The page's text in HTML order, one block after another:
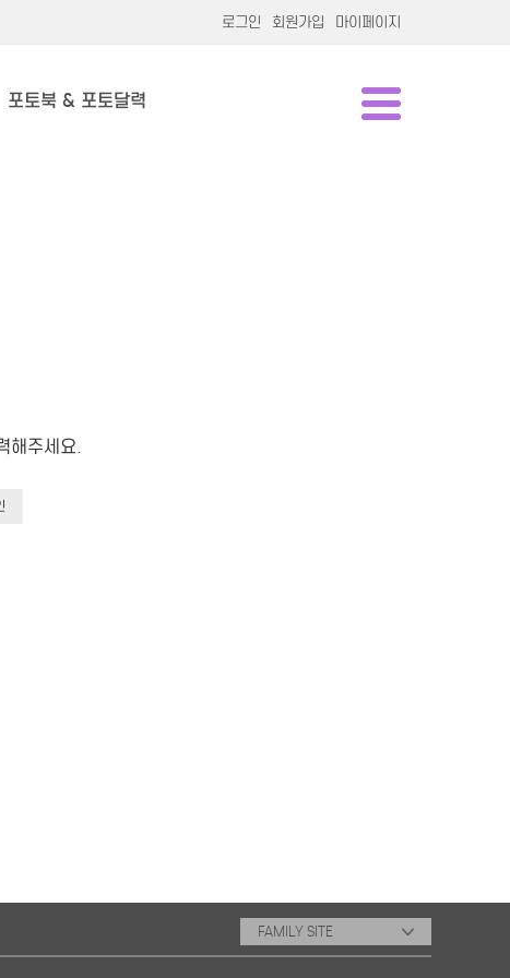
로그인 회원가입 마이페이지
포토북 & 포토달력
해주세요.
FAMILY SITE